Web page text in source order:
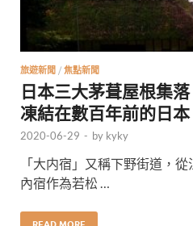
旅遊新聞 / 焦點新聞
日本三大茅葺屋根集
凍結在數百年前的日本
2020-06-29 - by kyky
「大内宿」又稱下野街道，
內宿作為若松 …